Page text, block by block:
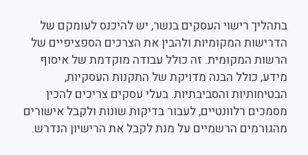
בתהליך רישוי העסקים בנשר, יש להיכנס לעומקם של
הדרישות המקומיות ולהבין את הצרכים הספציפיים של
הרשות המקומית. זה כולל עבודה מוקדמת של איסוף
מידע, כולל הבנה מדויקת של התקנות העסקיות,
הבטיחותיות והסביבתיות. בעלי עסקים צריכים להכין
מסמכים רלוונטיים, לעבור בדיקות שונות ולקבל אישורים
מהגורמים הרשמיים על מנת לקבל את הרישיון הנדרש.